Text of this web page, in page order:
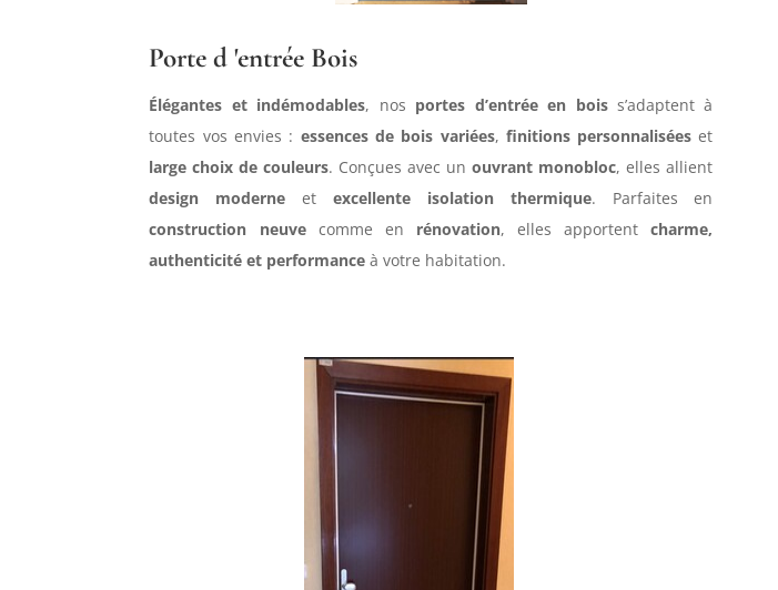
Porte d 'entrée Bois
Élégantes et indémodables, nos portes d’entrée en boiss’adaptent à
toutes vos envies : essences de bois variées, finitions personnalisées et
large choix de couleurs. Conçues avec unouvrant monobloc, elles allient
design moderne et excellente isolation thermique. Parfaites en
construction neuvecomme en rénovation, elles apportentcharme,
authenticité et performance à votre habitation.